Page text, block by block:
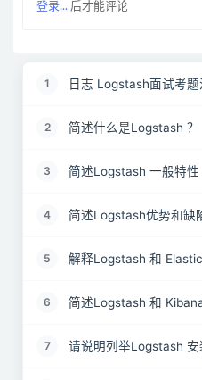
登录... 后才能评论
1 日志 Logstash面试考题
2 简述什么是Logstash ？
3 简述Logstash 一般特性
4 简述Logstash优势和缺
5 解释Logstash 和
6 简述Logstash 和
7 请说明列举Logstash 安